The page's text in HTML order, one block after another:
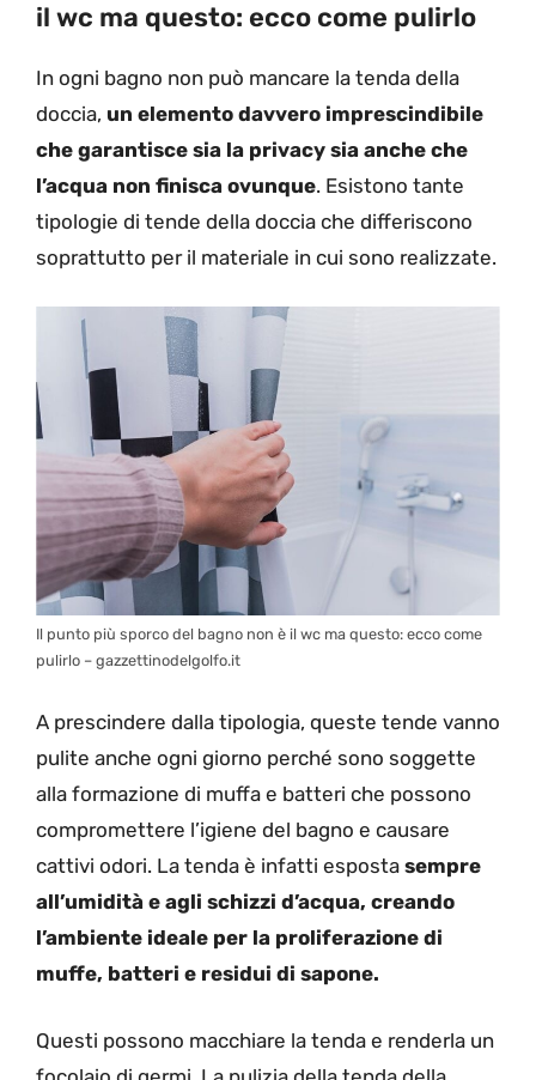
il wc ma questo: ecco come pulirlo
In ogni bagno non può mancare la tenda della
doccia, un elemento davvero imprescindibile
che garantisce sia la privacy sia anche che
l’acqua non finisca ovunque. Esistono tante
tipologie di tende della doccia che differiscono
soprattutto per il materiale in cui sono realizzate.
Il punto più sporco del bagno non è il wc ma questo: ecco come
pulirlo – gazzettinodelgolfo.it
A prescindere dalla tipologia, queste tende vanno
pulite anche ogni giorno perché sono soggette
alla formazione di muffa e batteri che possono
compromettere l’igiene del bagno e causare
cattivi odori. La tenda è infatti esposta sempre
all’umidità e agli schizzi d’acqua, creando
l’ambiente ideale per la proliferazione di
muffe, batteri e residui di sapone.
Questi possono macchiare la tenda e renderla un